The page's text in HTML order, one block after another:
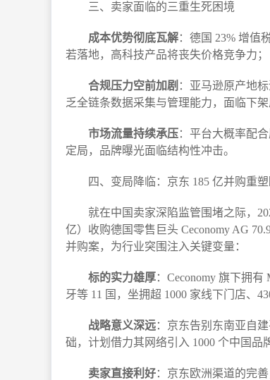
三、卖家面临的三重生死困境​
成本优势彻底瓦解：德国 23% 增值
若落地，高科技产品将丧失价格竞争力；​
合规压力空前加剧 ：亚马逊原产地
乏全链条数据采集与管理能力，面临下架
市场流量持续承压 ：平台大概率配
定局，品牌曝光面临结构性冲击。​
四、变局降临：京东 185 亿并购重
就在中国卖家深陷监管围堵之际，
亿）收购德国零售巨头 Ceconomy AG
并购案，为行业突围注入关键变量：​
标的实力雄厚：Ceconomy 旗下拥
牙等 11 国，坐拥超 1000 家线下门店、
战略意义深远：京东告别东南亚自
础，计划借力其网络引入 1000 个中国品
卖家直接利好：京东欧洲渠道的完